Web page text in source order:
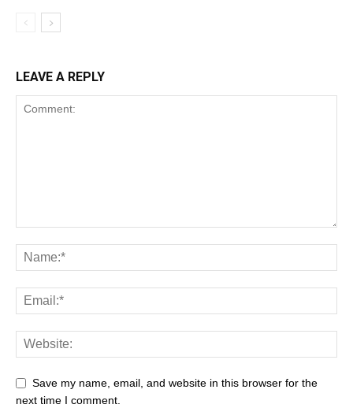
LEAVE A REPLY
Save my name, email, and website in this browser for the
next time I comment.